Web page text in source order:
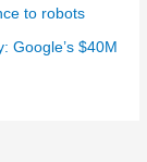
to robots
Google’s $40M